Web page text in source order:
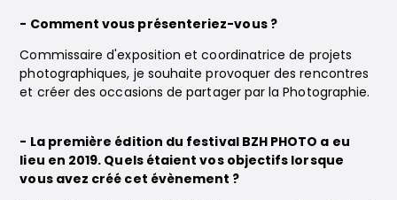
- Comment vous présenteriez-vous ?
Commissaire d'exposition et coordinatrice de projets
photographiques, je souhaite provoquer des rencontres
et créer des occasions de partager par la Photographie.
- La première édition du festival BZH PHOTO a eu
lieu en 2019. Quels étaient vos objectifs lorsque
vous avez créé cet évènement ?